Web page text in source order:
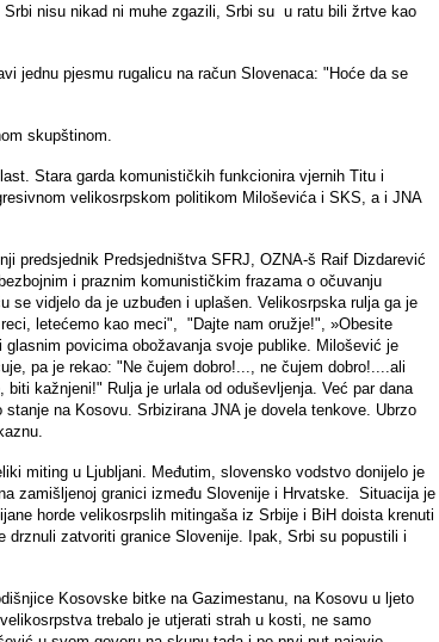
nisu nikad ni muhe zgazili, Srbi su u ratu bili žrtve kao
jednu pjesmu rugalicu na račun Slovenaca: "Hoće da se
skupštinom.
Stara garda komunističkih funkcionira vjernih Titu i
velikosrpskom politikom Miloševića i SKS, a i JNA
predsjednik Predsjedništva SFRJ, OZNA-š Raif Dizdarević
i praznim komunističkim frazama o očuvanju
vidjelo da je uzbuđen i uplašen. Velikosrpska rulja ga je
letećemo kao meci", "Dajte nam oružje!", »Obesite
povicima obožavanja svoje publike. Milošević je
pa je rekao: "Ne čujem dobro!..., ne čujem dobro!....ali
kažnjeni!" Rulja je urlala od oduševljenja. Već par dana
na Kosovu. Srbizirana JNA je dovela tenkove. Ubrzo
miting u Ljubljani. Međutim, slovensko vodstvo donijelo je
zamišljenoj granici između Slovenije i Hrvatske. Situacija je
horde velikosrpslih mitingaša iz Srbije i BiH doista krenuti
zatvoriti granice Slovenije. Ipak, Srbi su popustili i
Kosovske bitke na Gazimestanu, na Kosovu u ljeto
trebalo je utjerati strah u kosti, ne samo